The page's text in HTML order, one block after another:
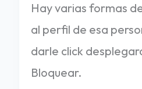
Hay varias formas
al perfil de esa
darle click
Bloquear.